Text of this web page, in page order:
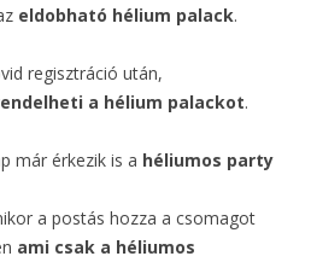
eldobható hélium palack.
regisztráció után,
a hélium palackot.
már érkezik is a héliumos party
a postás hozza a csomagot
ami csak a héliumos